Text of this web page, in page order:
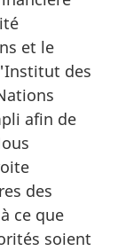
et le
des
afin de
des
ce que
soient